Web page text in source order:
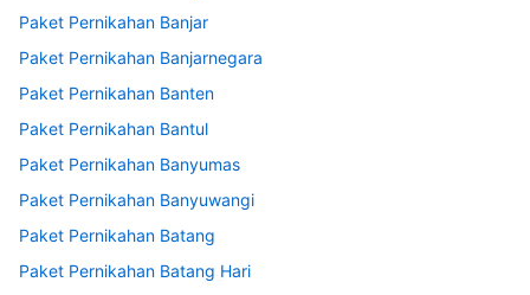
Paket Pernikahan Banjar
Paket Pernikahan Banjarnegara
Paket Pernikahan Banten
Paket Pernikahan Bantul
Paket Pernikahan Banyumas
Paket Pernikahan Banyuwangi
Paket Pernikahan Batang
Paket Pernikahan Batang Hari